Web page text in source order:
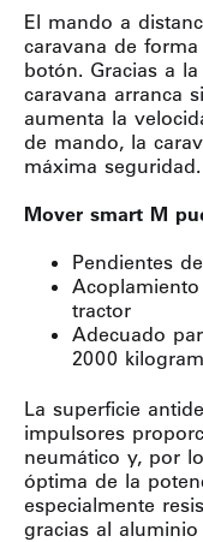
El mando a
caravana de
botón. Gracias a
caravana arranca
aumenta la
de mando, la
máxima seguridad.
Mover smart M
Pendientes
tractor
Adecuado
2000
La superficie
impulsores
neumático y, por
óptima de la
especialmente
gracias al